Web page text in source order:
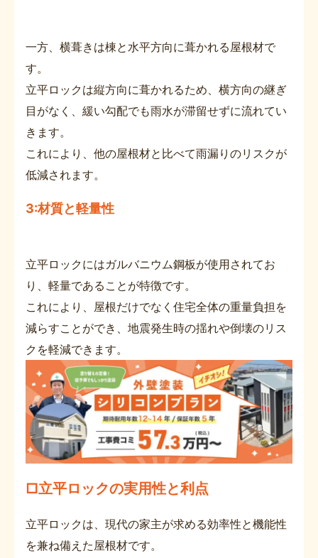
一方、横葺きは棟と水平方向に葺かれる屋根材で
す。
立平ロックは縦方向に葺かれるため、横方向の継ぎ
目がなく、緩い勾配でも雨水が滞留せずに流れてい
きます。
これにより、他の屋根材と比べて雨漏りのリスクが
低減されます。
3:材質と軽量性
立平ロックにはガルバニウム鋼板が使用されてお
り、軽量であることが特徴です。
これにより、屋根だけでなく住宅全体の重量負担を
減らすことができ、地震発生時の揺れや倒壊のリス
クを軽減できます。
□立平ロックの実用性と利点
立平ロックは、現代の家主が求める効率性と機能性
を兼ね備えた屋根材です。